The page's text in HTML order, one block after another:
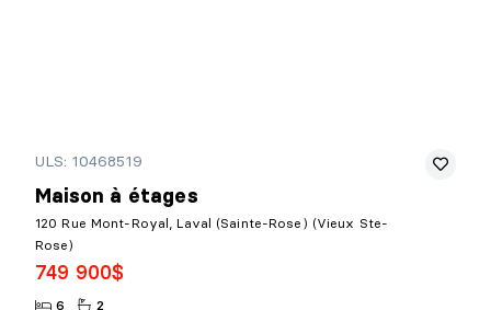
ULS: 10468519
Maison à étages
120 Rue Mont-Royal, Laval (Sainte-Rose) (Vieux Ste-
Rose)
749 900$
6 2